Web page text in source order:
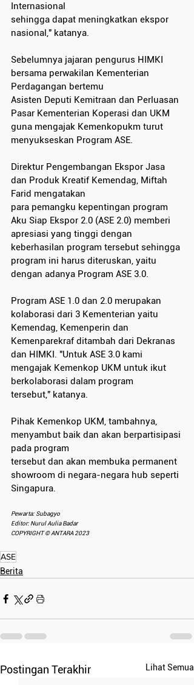
Internasional
sehingga dapat meningkatkan ekspor
nasional," katanya.
Sebelumnya jajaran pengurus HIMKI
bersama perwakilan Kementerian
Perdagangan bertemu
Asisten Deputi Kemitraan dan Perluasan
Pasar Kementerian Koperasi dan UKM
guna mengajak Kemenkopukm turut
menyukseskan Program ASE.
Direktur Pengembangan Ekspor Jasa
dan Produk Kreatif Kemendag, Miftah
Farid mengatakan
para pemangku kepentingan program
Aku Siap Ekspor 2.0 (ASE 2.0) memberi
apresiasi yang tinggi dengan
keberhasilan program tersebut sehingga
program ini harus diteruskan, yaitu
dengan adanya Program ASE 3.0.
Program ASE 1.0 dan 2.0 merupakan
kolaborasi dari 3 Kementerian yaitu
Kemendag, Kemenperin dan
Kemenparekraf ditambah dari Dekranas
dan HIMKI. "Untuk ASE 3.0 kami
mengajak Kemenkop UKM untuk ikut
berkolaborasi dalam program
tersebut," katanya.
Pihak Kemenkop UKM, tambahnya,
menyambut baik dan akan berpartisipasi
pada program
tersebut dan akan membuka permanent
showroom di negara-negara hub seperti
Singapura.
Pewarta: Subagyo
Editor: Nurul Aulia Badar
COPYRIGHT © ANTARA 2023
ASE
Berita
Postingan Terakhir Lihat Semua